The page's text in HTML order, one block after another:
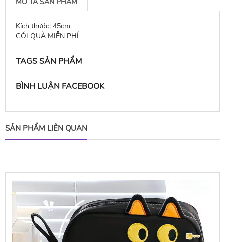
Kích thước: 45cm
GÓI QUÀ MIỄN PHÍ
TAGS SẢN PHẨM
BÌNH LUẬN FACEBOOK
SẢN PHẨM LIÊN QUAN